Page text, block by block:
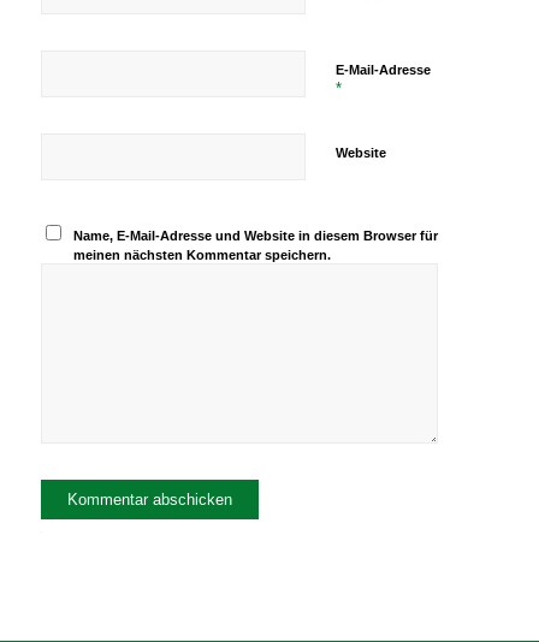
E-Mail-Adresse
*
Website
Name, E-Mail-Adresse und Website in diesem Browser für
meinen nächsten Kommentar speichern.